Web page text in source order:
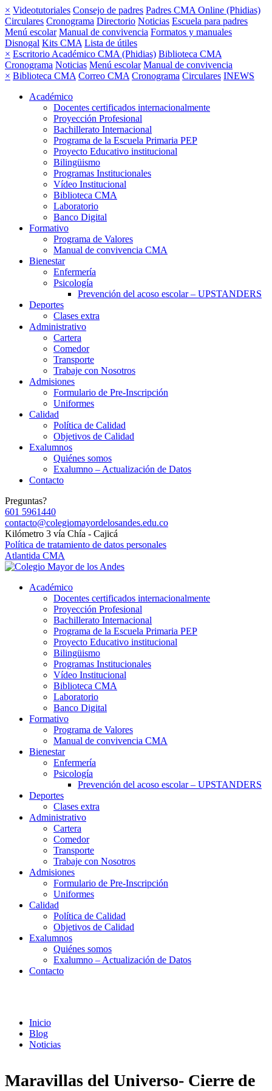
× Videotutoriales Consejo de padres Padres CMA Online (Phidias)
Circulares Cronograma Directorio Noticias Escuela para padres
Menú escolar Manual de convivencia Formatos y manuales
Disnogal Kits CMA Lista de útiles
× Escritorio Académico CMA (Phidias) Biblioteca CMA
Cronograma Noticias Menú escolar Manual de convivencia
× Biblioteca CMA Correo CMA Cronograma Circulares INEWS
Académico
Docentes certificados internacionalmente
Proyección Profesional
Bachillerato Internacional
Programa de la Escuela Primaria PEP
Proyecto Educativo institucional
Bilingüismo
Programas Institucionales
Vídeo Institucional
Biblioteca CMA
Laboratorio
Banco Digital
Formativo
Programa de Valores
Manual de convivencia CMA
Bienestar
Enfermería
Psicología
Prevención del acoso escolar – UPSTANDERS
Deportes
Clases extra
Administrativo
Cartera
Comedor
Transporte
Trabaje con Nosotros
Admisiones
Formulario de Pre-Inscripción
Uniformes
Calidad
Política de Calidad
Objetivos de Calidad
Exalumnos
Quiénes somos
Exalumno – Actualización de Datos
Contacto
Preguntas?
601 5961440
contacto@colegiomayordelosandes.edu.co
Kilómetro 3 vía Chía - Cajicá
Política de tratamiento de datos personales
Atlantida CMA
Académico
Docentes certificados internacionalmente
Proyección Profesional
Bachillerato Internacional
Programa de la Escuela Primaria PEP
Proyecto Educativo institucional
Bilingüismo
Programas Institucionales
Vídeo Institucional
Biblioteca CMA
Laboratorio
Banco Digital
Formativo
Programa de Valores
Manual de convivencia CMA
Bienestar
Enfermería
Psicología
Prevención del acoso escolar – UPSTANDERS
Deportes
Clases extra
Administrativo
Cartera
Comedor
Transporte
Trabaje con Nosotros
Admisiones
Formulario de Pre-Inscripción
Uniformes
Calidad
Política de Calidad
Objetivos de Calidad
Exalumnos
Quiénes somos
Exalumno – Actualización de Datos
Contacto
Inicio
Blog
Noticias
Maravillas del Universo- Cierre de